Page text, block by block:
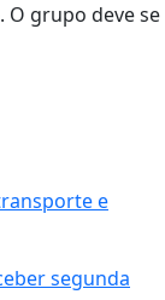
O grupo deve se
e
segunda